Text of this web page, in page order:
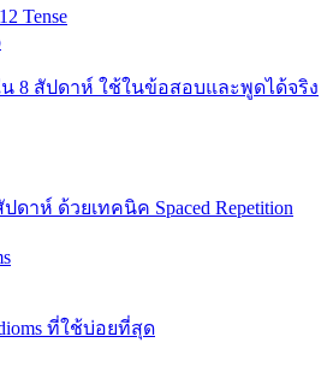
Tense
น 8 สัปดาห์ ใช้ในข้อสอบและพูดได้จริง
ดาห์ ด้วยเทคนิค Spaced Repetition
ที่ใช้บ่อยที่สุด